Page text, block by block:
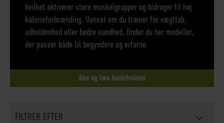
hvilket aktiverer store muskelgrupper og bidrager til høj
kalorieforbrænding. Uanset om du træner for vægttab,
udholdenhed eller bedre sundhed, finder du her modeller,
der passer både til begyndere og erfarne.
Åbn og læs beskrivelsen
FILTRER EFTER